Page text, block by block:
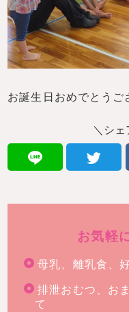
お誕生日おめでとうご
＼シェ
お気軽
母乳、離乳食、
排泄おむつ、お
て